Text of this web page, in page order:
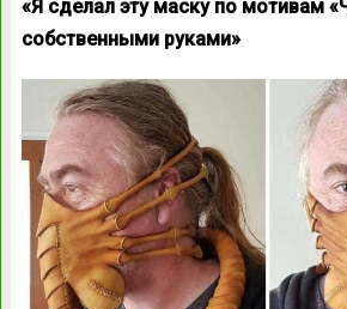
«Я сделал эту маску по мотивам
собственными руками»